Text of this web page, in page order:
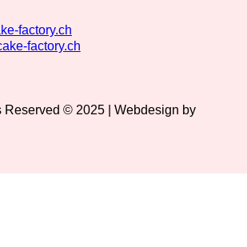
factory.ch
factory.ch
Reserved © 2025 | Webdesign by